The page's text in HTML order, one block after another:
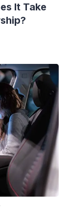
It Take